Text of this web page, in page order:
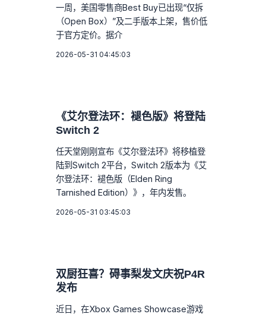
一周，美国零售商Best Buy已出现“仅拆
（Open Box）”及二手版本上架，售价低
于官方定价。据介
2026-05-31 04:45:03
《艾尔登法环：褪色版》将登陆
Switch 2
任天堂刚刚宣布《艾尔登法环》将移植登
陆到Switch 2平台，Switch 2版本为《艾
尔登法环：褪色版（Elden Ring
Tarnished Edition）》，年内发售。
2026-05-31 03:45:03
双厨狂喜？碍事梨发文庆祝P4R
发布
近日，在Xbox Games Showcase游戏